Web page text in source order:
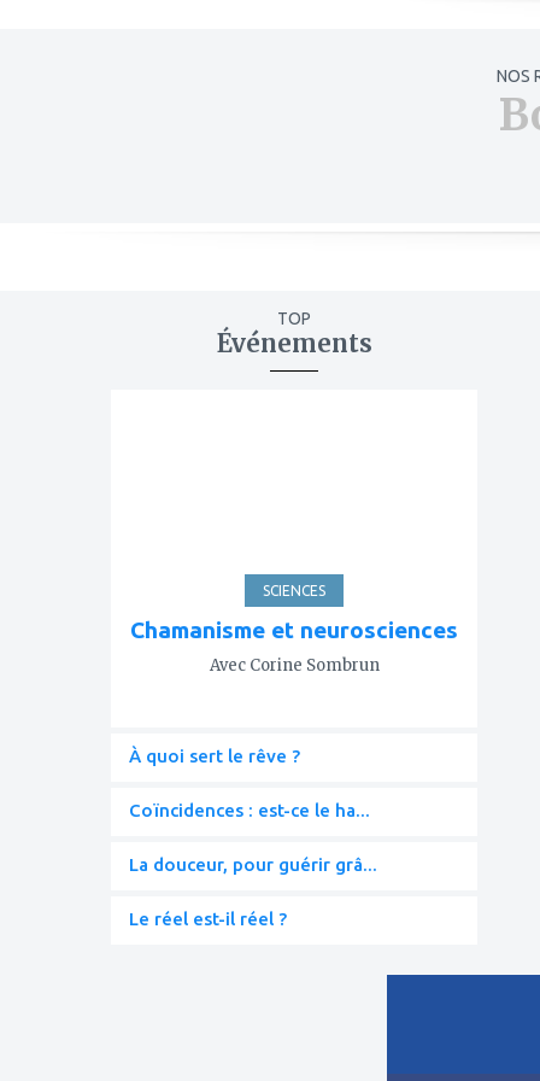
NOS
TOP
Événements
SCIENCES
Chamanisme et neurosciences
Avec Corine Sombrun
À quoi sert le rêve ?
Coïncidences : est-ce le ha...
La douceur, pour guérir grâ...
Le réel est-il réel ?